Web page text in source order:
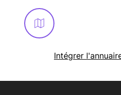
Intégrer